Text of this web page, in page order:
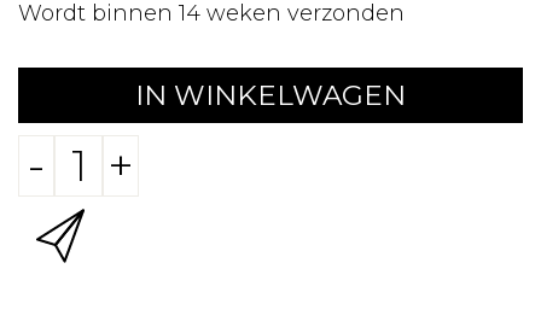
Wordt binnen 14 weken verzonden
IN WINKELWAGEN
- +